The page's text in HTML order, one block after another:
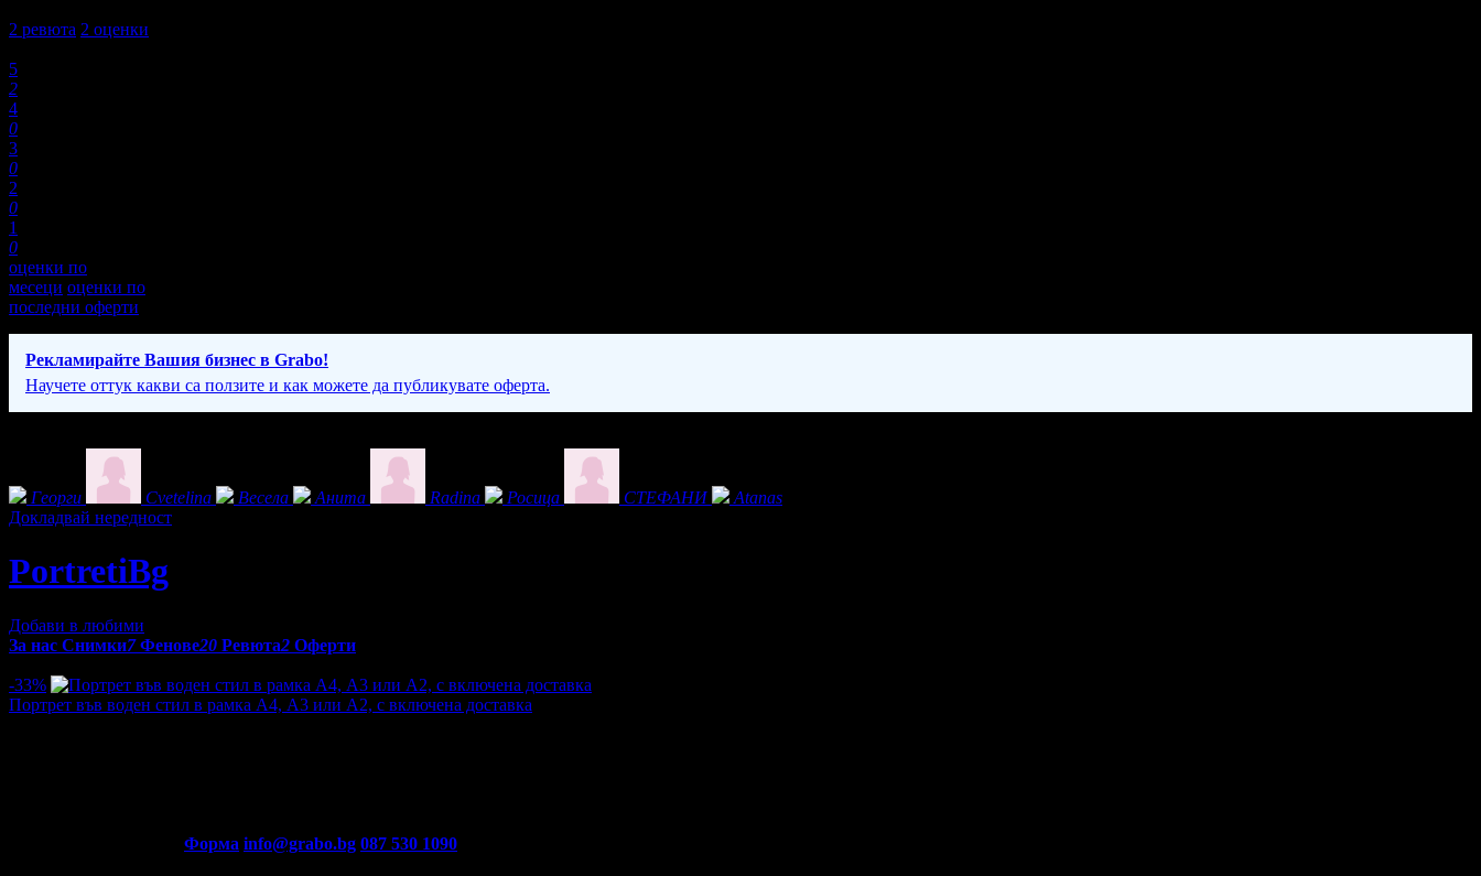
2 ревюта 2 оценки
5
2
4
0
3
0
2
0
1
0
оценки по
месеци оценки по
последни оферти
Рекламирайте Вашия бизнес в Grabo!
Научете оттук какви са ползите и как можете да публикувате оферта.
Георги Cvetelina Весела Анита Radina Росица СТЕФАНИ
Atanas
Докладвай нередност
PortretiBg
Добави в любими
За нас Снимки7 Фенове20 Ревюта2 Оферти
-33%
Портрет във воден стил в рамка А4, А3 или А2, с включена доставка
Форма info@grabo.bg 087 530 1090